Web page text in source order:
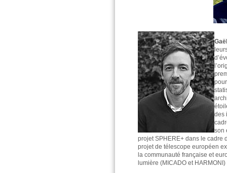
des
son
projet SPHERE+ dans le cadre
projet de télescope européen
la communauté française et
lumière (MICADO et